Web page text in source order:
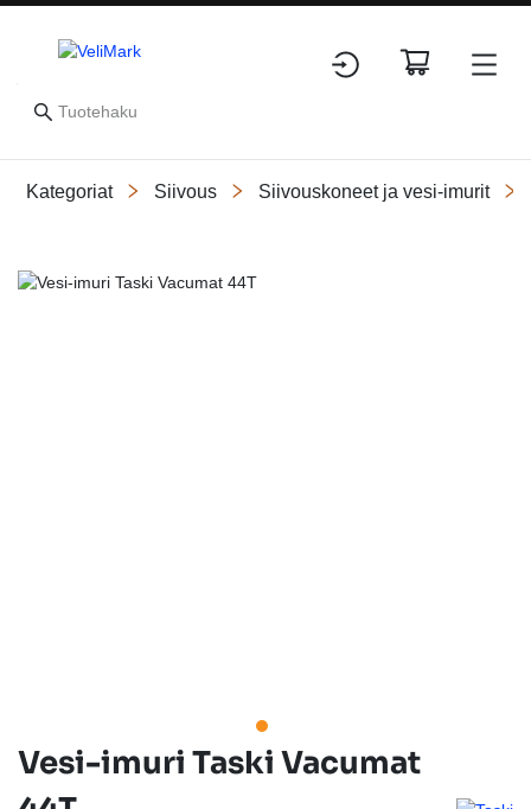
Kategoriat Siivous Siivouskoneet ja vesi-imurit
Slide 1 of 1
Vesi-imuri Taski Vacumat